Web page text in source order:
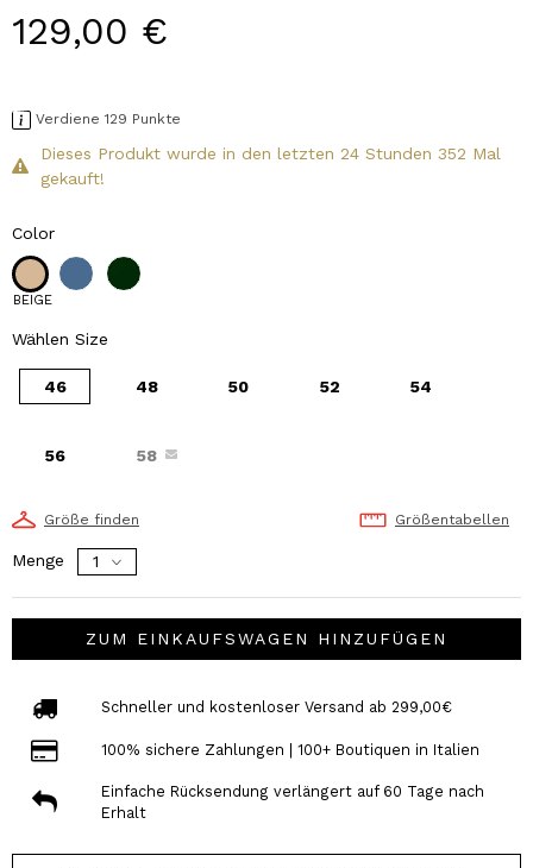
129,00 €
Verdiene 129 Punkte
Dieses Produkt wurde in den letzten 24 Stunden 352 Mal
gekauft!
Color
BEIGE
Wählen Size
46 48 50 52 54
56 58
Größe finden Größentabellen
Menge
ZUM EINKAUFSWAGEN HINZUFÜGEN
Schneller und kostenloser Versand ab 299,00€
100% sichere Zahlungen | 100+ Boutiquen in Italien
Einfache Rücksendung verlängert auf 60 Tage nach
Erhalt